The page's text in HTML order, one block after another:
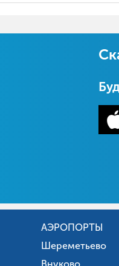
АЭРОПОРТЫ
Шереметьево